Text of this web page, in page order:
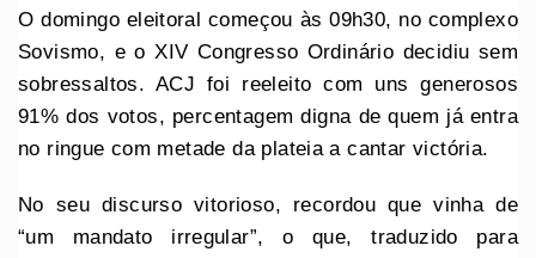
O domingo eleitoral começou às 09h30, no complexo
Sovismo, e o XIV Congresso Ordinário decidiu sem
sobressaltos. ACJ foi reeleito com uns generosos
91% dos votos, percentagem digna de quem já entra
no ringue com metade da plateia a cantar victória.
No seu discurso vitorioso, recordou que vinha de
“um mandato irregular”, o que, traduzido para